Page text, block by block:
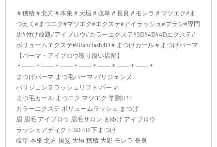
＃穂積＃北方＃本巣＃大垣＃岐阜＃長良＃モレラ＃マツエク#ま
つえく#まつエク#マツエク#エクステ#アイラッシュ#ブラン#専門
店#付け放題#アイブロウ#カラーエクステ#3D#4D#4Dエクステ#
ボリュームエクステ#Blanclash4D＃まつげカール＃まつげパーマ
【パーマ・アイブロウ取り扱い店舗】
＊——＊——＊——＊——＊——＊——＊——＊
まつげパーマ まつ毛パーマ パリジェンヌ
パリジェンヌラッシュリフト パーマ
まつ毛カール まつエク マツエク 学割U24
カラーエクステ ボリュームラッシュ まつげ
眉 眉毛 アイブロウ 眉毛サロン まゆげ アイブロウ
ラッシュアディクト3D 4D 下まつげ
岐阜 本巣 北方 揖斐 大垣 穂積 大野 モレラ 長良